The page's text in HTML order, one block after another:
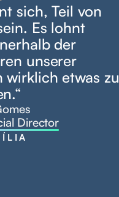
sich, Teil von
Es lohnt
der
unserer
wirklich etwas zu
Director